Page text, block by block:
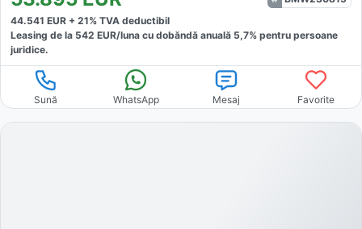
44.541 EUR + 21% TVA deductibil
Leasing de la 542 EUR/luna cu dobăndă anuală 5,7% pentru persoane
juridice.
Sună WhatsApp Mesaj Favorite